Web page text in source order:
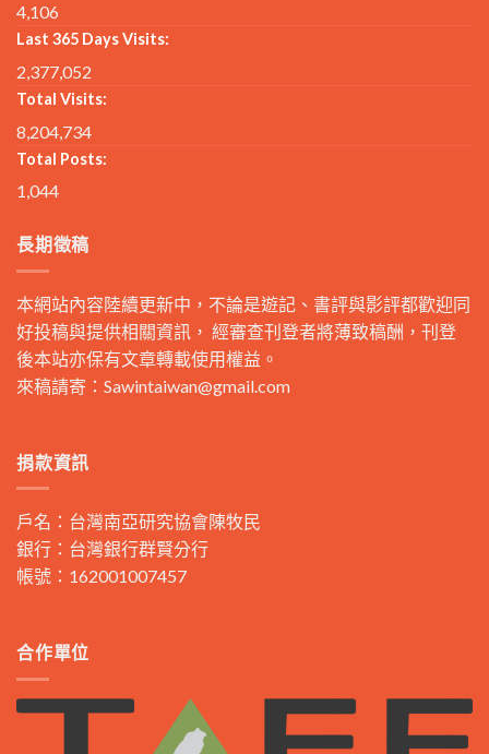
4,106
Last 365 Days Visits:
2,377,052
Total Visits:
8,204,734
Total Posts:
1,044
長期徵稿
本網站內容陸續更新中，不論是遊記、書評與影評都歡迎同
好投稿與提供相關資訊， 經審查刊登者將薄致稿酬，刊登
後本站亦保有文章轉載使用權益。
來稿請寄： Sawintaiwan@gmail.com
捐款資訊
戶名：台灣南亞研究協會陳牧民
銀行：台灣銀行群賢分行
帳號：162001007457
合作單位